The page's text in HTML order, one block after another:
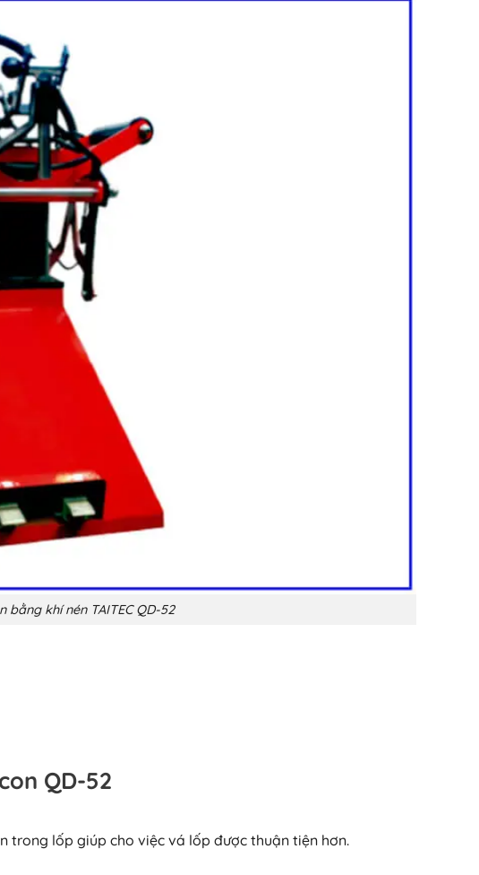
bằng khí nén TAITEC QD-52
QD-52
trong lốp giúp cho việc vá lốp được thuận tiện hơn.